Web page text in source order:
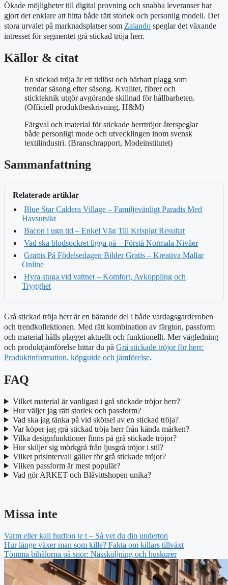
Ökade möjligheter till digital provning och snabba leveranser har
gjort det enklare att hitta både rätt storlek och personlig modell. Det
stora urvalet på marknadsplatser som Zalando speglar det växande
intresset för segmentet grå stickad tröja herr.
Källor & citat
En stickad tröja är ett tidlöst och bärbart plagg som
trendar säsong efter säsong. Kvalitet, fibrer och
stickteknik utgör avgörande skillnad för hållbarheten.
(Officiell produktbeskrivning, H&M)
Färgval och material för stickade herrtröjor återspeglar
både personligt mode och utvecklingen inom svensk
textilindustri. (Branschrapport, Modeinstitutet)
Sammanfattning
Relaterade artiklar
Blue Star Caldera Village – Familjevänligt Paradis Med
Havsutsikt
Bacon i ugn tid – Enkel Väg Till Krispigt Resultat
Vad ska blodsockret ligga på – Förstå Normala Nivåer
Grattis På Födelsedagen Bilder Gratis – Kreativa Mallar
Online
Hyra stuga vid vattnet – Komfort, Avkoppling och
Trygghet
Grå stickad tröja herr är en bärande del i både vardagsgarderoben
och trendkollektionen. Med rätt kombination av färgton, passform
och material hålls plagget aktuellt och funktionellt. Mer vägledning
och produktjämförelse hittar du på Grå stickade tröjor för herr:
Produktinformation, köpguide och jämförelse.
FAQ
Vilket material är vanligast i grå stickade tröjor herr?
Hur väljer jag rätt storlek och passform?
Vad ska jag tänka på vid skötsel av en stickad tröja?
Var köper jag grå stickad tröja herr från kända märken?
Vilka designfunktioner finns på grå stickade tröjor?
Hur skiljer sig mörkgrå från ljusgrå tröjor i stil?
Vilket prisintervall gäller för grå stickade tröjor?
Vilken passform är mest populär?
Vad gör ARKET och Blåvittshopen unika?
Missa inte
Varm eller kall hudton te t – Så vet du din underton
Hur länge växer man som kille? Fakta om killars tillväxt
Tömma bihålorna på snor: Nässköljning och huskurer